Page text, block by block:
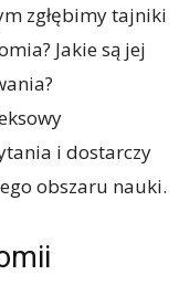
zgłębimy tajniki
Jakie są jej
i dostarczy
obszaru nauki.